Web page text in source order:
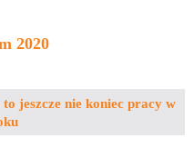
2020
jeszcze nie koniec pracy w